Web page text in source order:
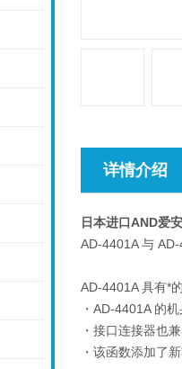
详情介绍
日本进口AND爱
AD-4401A 与
AD-4401A 具有*
・AD-4401A 的
・接口连接器也
・该函数添加了